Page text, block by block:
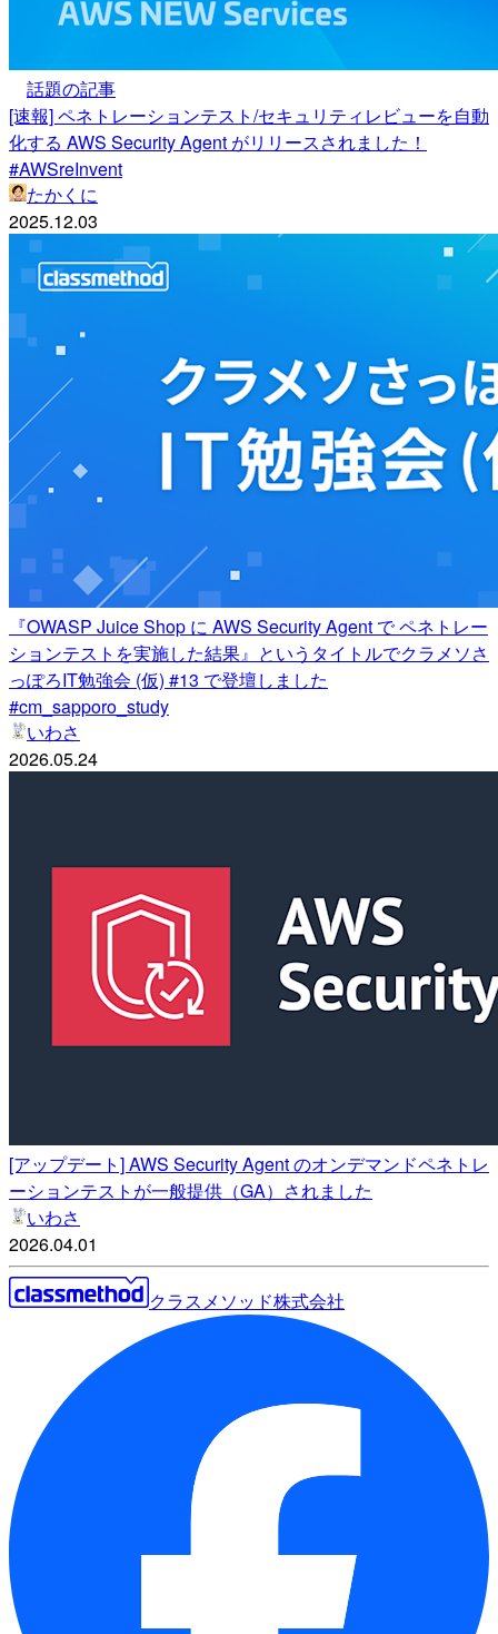
話題の記事
[速報] ペネトレーションテスト/セキュリティレビューを自動
化する AWS Security Agent がリリースされました！
#AWSreInvent
たかくに
2025.12.03
『OWASP Juice Shop に AWS Security Agent で ペネトレー
ションテストを実施した結果』というタイトルでクラメソさ
っぽろIT勉強会 (仮) #13 で登壇しました
#cm_sapporo_study
いわさ
2026.05.24
[アップデート] AWS Security Agent のオンデマンドペネトレ
ーションテストが一般提供（GA）されました
いわさ
2026.04.01
クラスメソッド株式会社